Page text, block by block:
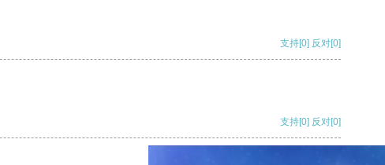
支持[0] 反对[0]
支持[0] 反对[0]